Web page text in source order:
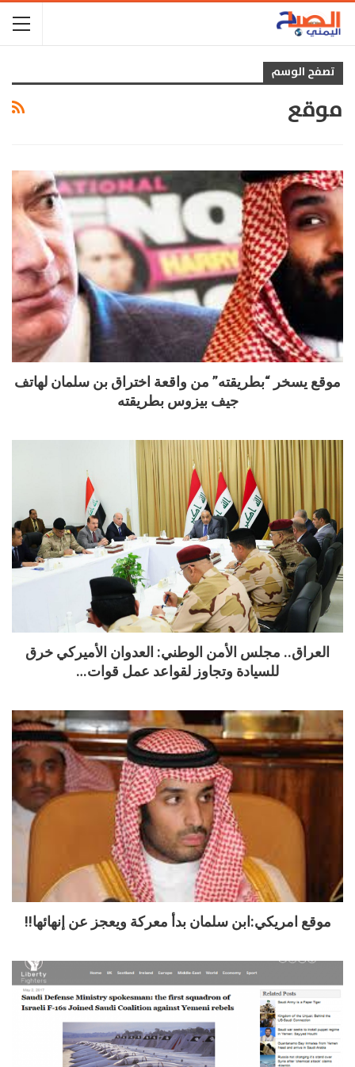
تصفح الوسم
موقع
موقع يسخر “بطريقته” من واقعة اختراق بن سلمان لهاتف
جيف بيزوس بطريقته
العراق.. مجلس الأمن الوطني: العدوان الأميركي خرق
للسيادة وتجاوز لقواعد عمل قوات…
موقع امريكي:ابن سلمان بدأ معركة ويعجز عن إنهائها!!